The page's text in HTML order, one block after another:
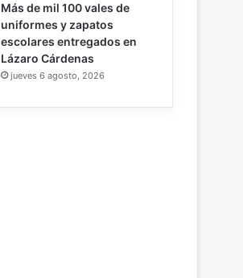
Más de mil 100 vales de
uniformes y zapatos
escolares entregados en
Lázaro Cárdenas
jueves 6 agosto, 2026